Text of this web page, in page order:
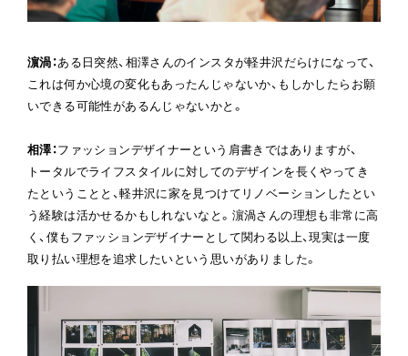
濵渦：ある日突然、相澤さんのインスタが軽井沢だらけになって、
これは何か心境の変化もあったんじゃないか、もしかしたらお願
いできる可能性があるんじゃないかと。
相澤：ファッションデザイナーという肩書きではありますが、
トータルでライフスタイルに対してのデザインを長くやってき
たということと、軽井沢に家を見つけてリノベーションしたとい
う経験は活かせるかもしれないなと。濵渦さんの理想も非常に高
く、僕もファッションデザイナーとして関わる以上、現実は一度
取り払い理想を追求したいという思いがありました。